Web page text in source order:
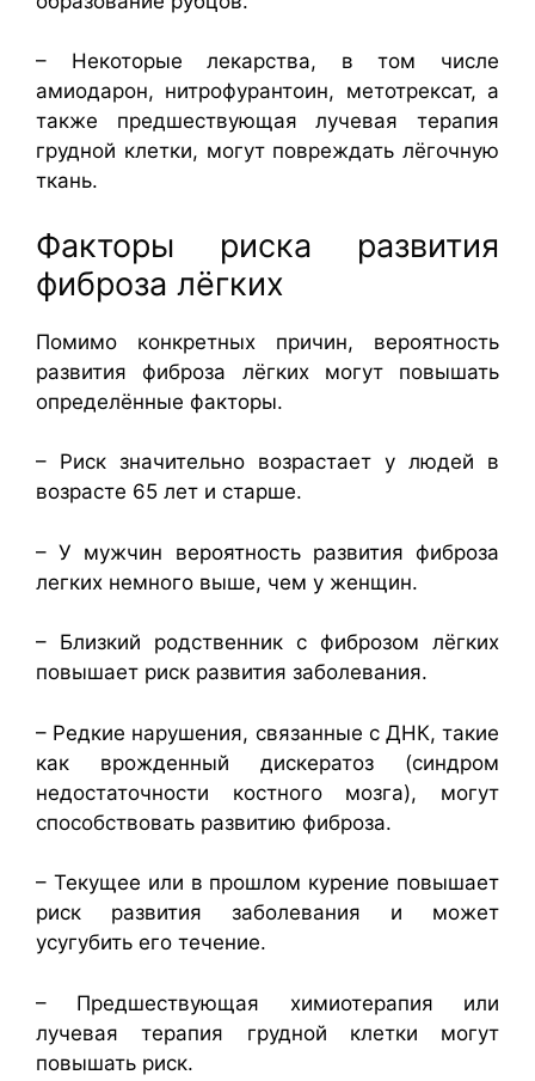
– Некоторые лекарства, в том числе
амиодарон, нитрофурантоин, метотрексат, а
также предшествующая лучевая терапия
грудной клетки, могут повреждать лёгочную
ткань.
Факторы риска развития
фиброза лёгких
Помимо конкретных причин, вероятность
развития фиброза лёгких могут повышать
определённые факторы.
– Риск значительно возрастает у людей в
возрасте 65 лет и старше.
– У мужчин вероятность развития фиброза
легких немного выше, чем у женщин.
– Близкий родственник с фиброзом лёгких
повышает риск развития заболевания.
– Редкие нарушения, связанные с ДНК, такие
как врожденный дискератоз (синдром
недостаточности костного мозга), могут
способствовать развитию фиброза.
– Текущее или в прошлом курение повышает
риск развития заболевания и может
усугубить его течение.
– Предшествующая химиотерапия или
лучевая терапия грудной клетки могут
повышать риск.